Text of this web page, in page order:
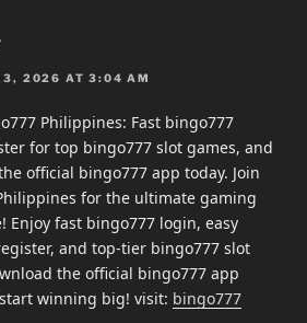
3, 2026 AT 3:04 AM
Philippines: Fast bingo777
for top bingo777 slot games, and
official bingo777 app today. Join
for the ultimate gaming
Enjoy fast bingo777 login, easy
and top-tier bingo777 slot
the official bingo777 app
winning big! visit: bingo777